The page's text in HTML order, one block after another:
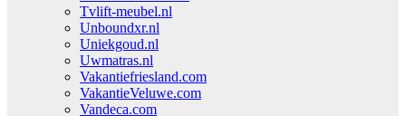
Tvlift-meubel.nl
Unboundxr.nl
Uniekgoud.nl
Uwmatras.nl
Vakantiefriesland.com
VakantieVeluwe.com
Vandeca.com